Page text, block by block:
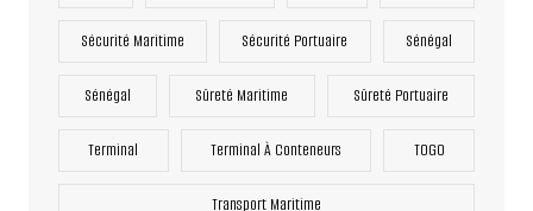
Sécurité Maritime Sécurité Portuaire Sénégal
Sénégal Sûreté Maritime Sûreté Portuaire
Terminal Terminal À Conteneurs TOGO
Transport Maritime